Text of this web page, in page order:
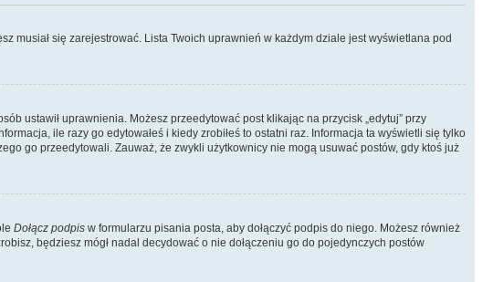
musiał się zarejestrować. Lista Twoich uprawnień w każdym dziale jest wyświetlana pod
ustawił uprawnienia. Możesz przeedytować post klikając na przycisk „edytuj” przy
ile razy go edytowałeś i kiedy zrobiłeś to ostatni raz. Informacja ta wyświetli się tylko
go przeedytowali. Zauważ, że zwykli użytkownicy nie mogą usuwać postów, gdy ktoś już
Dołącz podpis w formularzu pisania posta, aby dołączyć podpis do niego. Możesz również
będziesz mógł nadal decydować o nie dołączeniu go do pojedynczych postów